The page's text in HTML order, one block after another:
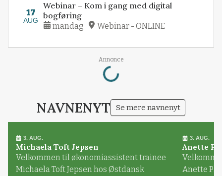
17
AUG
Webinar – Kom i gang med digital
bogføring
mandag Webinar - ONLINE
Annonce
Loading...
NAVNENYT Se mere navnenyt
3. AUG.
Michaela Toft Jepsen
Velkommen til økonomiassistent trainee
Michaela Toft Jepsen hos Østdansk
3. AUG.
Anette
Anette